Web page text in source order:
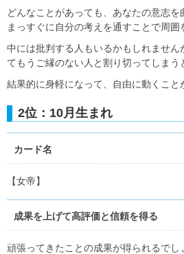
どんなことがあっても、あなたの意志を
まっすぐに自分の考えを通すことで周囲
中には批判する人もいるかもしれません
てもうご縁のない人と割り切ってしまう
結果的に身軽になって、自由に動くこと
2位：10月生まれ
カード名
【女帝】
成果を上げて高評価と信頼を得る
頑張ってきたことの成果が得られるで